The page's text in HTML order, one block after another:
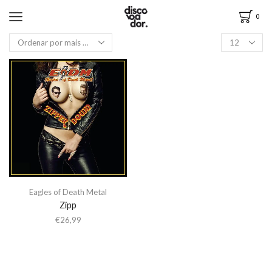
0
Eagles of Death Metal
Zipp
€26,99